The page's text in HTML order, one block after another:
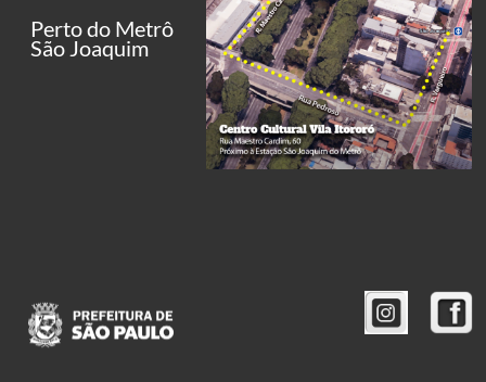
Perto do Metrô
São Joaquim